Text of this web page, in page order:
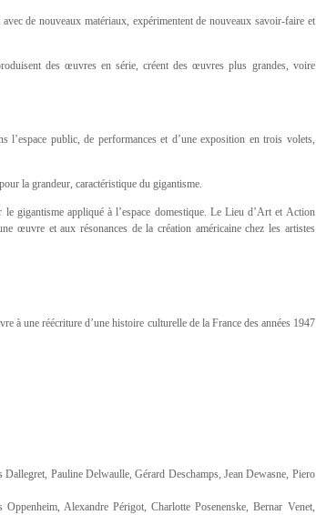
de nouveaux matériaux, expérimentent de nouveaux savoir-faire et
des œuvres en série, créent des œuvres plus grandes, voire
public, de performances et d’une exposition en trois volets,
la grandeur, caractéristique du gigantisme.
gigantisme appliqué à l’espace domestique. Le Lieu d’Art et Action
œuvre et aux résonances de la création américaine chez les artistes
à une réécriture d’une histoire culturelle de la France des années 1947
Pauline Delwaulle, Gérard Deschamps, Jean Dewasne, Piero
Alexandre Périgot, Charlotte Posenenske, Bernar Venet,